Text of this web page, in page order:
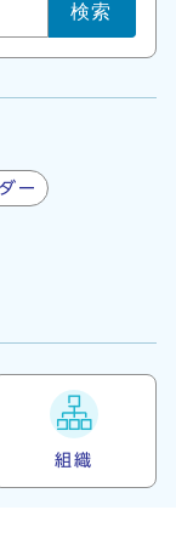
検索
ー
組織